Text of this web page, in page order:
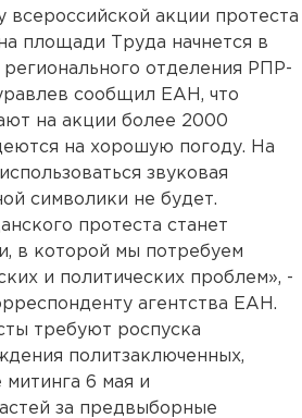
всероссийской акции протеста
площади Труда начнется в
регионального отделения РПР-
сообщил ЕАН, что
на акции более 2000
на хорошую погоду. На
звуковая
символики не будет.
протеста станет
в которой мы потребуем
и политических проблем», -
агентства ЕАН.
требуют роспуска
политзаключенных,
митинга 6 мая и
за предвыборные